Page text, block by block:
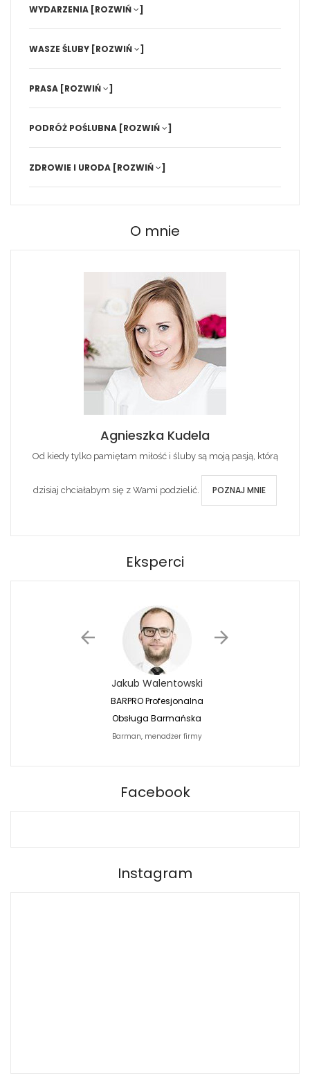
WYDARZENIA [ROZWIŃ ]
WASZE ŚLUBY [ROZWIŃ ]
PRASA [ROZWIŃ ]
PODRÓŻ POŚLUBNA [ROZWIŃ ]
ZDROWIE I URODA [ROZWIŃ ]
O mnie
Agnieszka Kudela
Od kiedy tylko pamiętam miłość i śluby są moją pasją, którą
dzisiaj chciałabym się z Wami podzielić. POZNAJ MNIE
Eksperci
Jakub Walentowski
BARPRO Profesjonalna
Obsługa Barmańska
Barman, menadżer firmy
Facebook
Instagram